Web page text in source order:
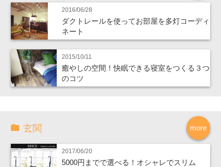
2016/06/28
ダクトレールを使ってお部屋を多灯コーディ
ネート
2015/10/11
癒やしの空間！快眠できる寝室をつくる３つ
のコツ
more
玄関
2017/06/20
5000円までで選べる！オシャレでスリム